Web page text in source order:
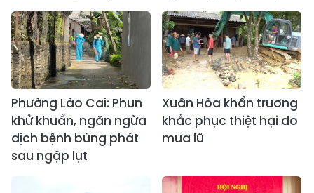
Phường Lào Cai: Phun
khử khuẩn, ngăn ngừa
dịch bệnh bùng phát
sau ngập lụt
Xuân Hòa khẩn trương
khắc phục thiệt hại do
mưa lũ